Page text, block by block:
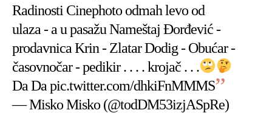
Radinosti Cinephoto odmah levo od
ulaza - a u pasažu Nameštaj Đorđević -
prodavnica Krin - Zlatar Dodig - Obućar -
časovnočar - pedikir . . . . krojač . . .
Da Da pic.twitter.com/dhkiFnMMMS
— Misko Misko (@todDM53izjASpRe)